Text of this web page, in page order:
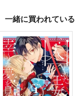
サンプル
作品詳細
ほんにゃりBOYおチ
ビちゃん太郎2
マンハッタンのチンチ
ン電車
472円（税込）
一緒に買われてい